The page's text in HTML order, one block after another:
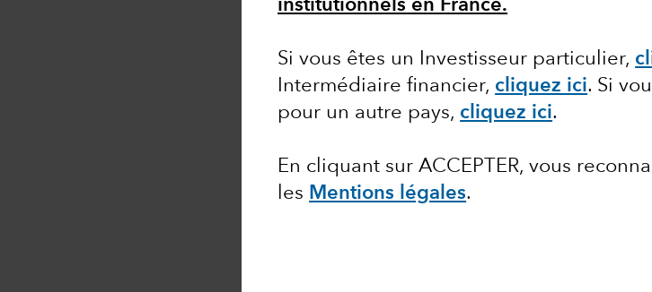
institutionnels en France.
Si vous êtes un Investisseur particulier,
Intermédiaire financier, cliquez ici. Si
pour un autre pays, cliquez ici.
En cliquant sur ACCEPTER, vous
les Mentions légales.